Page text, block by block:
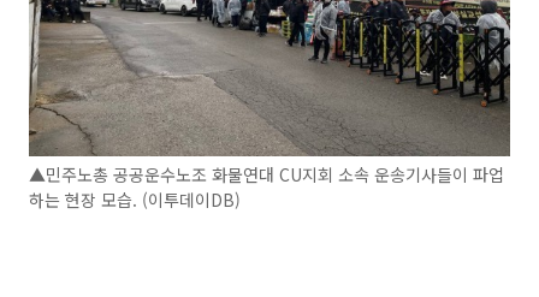
▲민주노총 공공운수노조 화물연대 CU지회 소속 운송기사들이 파업
하는 현장 모습. (이투데이DB)